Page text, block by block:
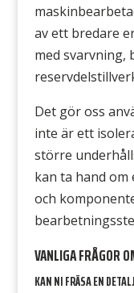
av ett bredare
med svarvning,
Det gör oss
inte är ett
större
kan ta hand
och
VANLIGA FRÅGOR
KAN NI FRÄSA EN